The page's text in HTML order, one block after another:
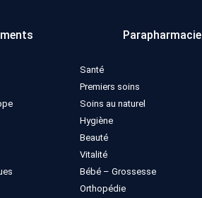
Parapharmacie
Santé
Premiers soins
Soins au naturel
Hygiène
Beauté
Vitalité
Bébé – Grossesse
Orthopédie